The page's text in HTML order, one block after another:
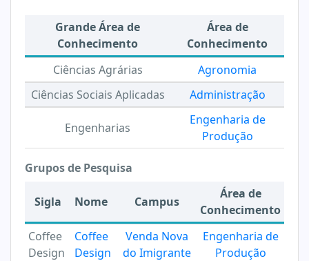
Grande Área de
Conhecimento
Área de
Conhecimento
Ciências Agrárias
Agronomia
Ciências Sociais Aplicadas
Administração
Engenharias
Engenharia de
Produção
Grupos de Pesquisa
Sigla Nome Campus
Área de
Conhecimento
Coffee
Design
Coffee
Design
Venda Nova
do Imigrante
Engenharia de
Produção